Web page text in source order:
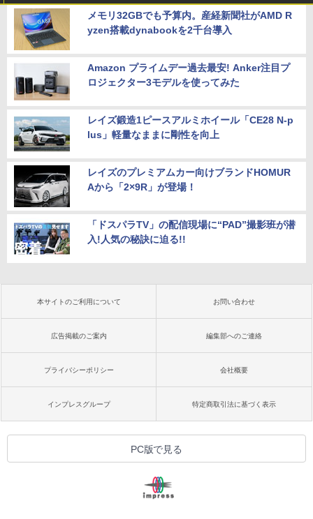
メモリ32GBでも予算内。産経新聞社がAMD R
yzen搭載dynabookを2千台導入
Amazon プライムデー過去最安! Anker注目プ
ロジェクター3モデルを使ってみた
レイズ鍛造1ピースアルミホイール「CE28 N-p
lus」軽量なままに剛性を向上
レイズのプレミアムカー向けブランドHOMUR
Aから「2×9R」が登場！
「ドスパラTV」の配信現場に“PAD”撮影班が潜
入!人気の秘訣に迫る!!
本サイトのご利用について お問い合わせ
広告掲載のご案内 編集部へのご連絡
プライバシーポリシー 会社概要
インプレスグループ 特定商取引法に基づく表示
PC版で見る